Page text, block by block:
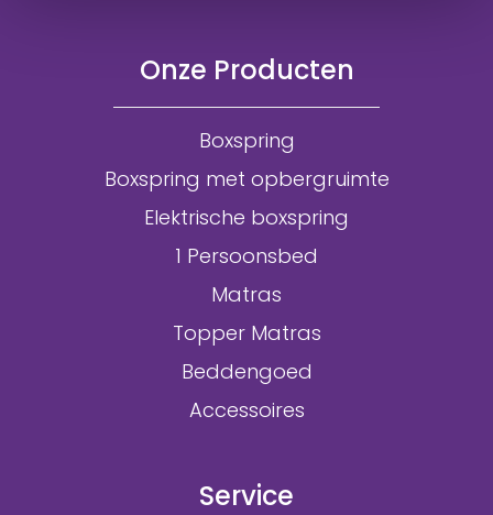
Onze Producten
Boxspring
Boxspring met opbergruimte
Elektrische boxspring
1 Persoonsbed
Matras
Topper Matras
Beddengoed
Accessoires
Service